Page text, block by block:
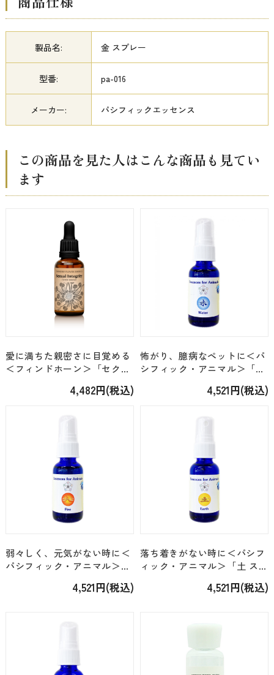
製品名: 金 スプレー
型番: pa-016
メーカー: パシフィックエッセンス
この商品を見た人はこんな商品も見てい
ます
愛に満ちた親密さに目覚める
＜フィンドホーン＞「セクシ
4,482円(税込)
怖がり、臆病なペットに＜パ
シフィック・アニマル＞「水
4,521円(税込)
弱々しく、元気がない時に＜
パシフィック・アニマル＞
4,521円(税込)
落ち着きがない時に＜パシフ
ィック・アニマル＞「土 スプ
4,521円(税込)